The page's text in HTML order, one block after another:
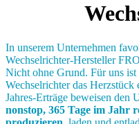
In unserem Unternehmen
Wechselrichter-Hersteller
Nicht ohne Grund. Für uns
Wechselrichter das
Jahres-Erträge beweisen den
nonstop, 365 Tage im Jahr